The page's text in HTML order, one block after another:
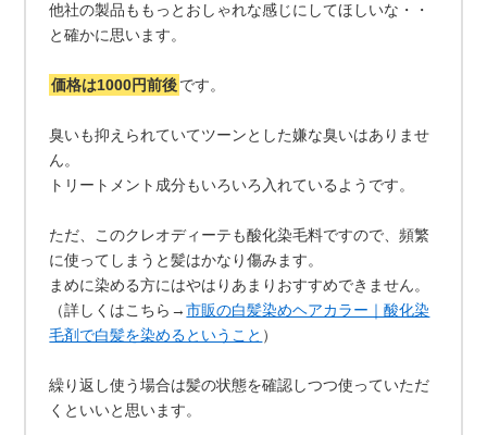
他社の製品ももっとおしゃれな感じにしてほしいな・・
と確かに思います。
価格は1000円前後です。
臭いも抑えられていてツーンとした嫌な臭いはありませ
ん。
トリートメント成分もいろいろ入れているようです。
ただ、このクレオディーテも酸化染毛料ですので、頻繁
に使ってしまうと髪はかなり傷みます。
まめに染める方にはやはりあまりおすすめできません。
（詳しくはこちら→市販の白髪染めヘアカラー｜酸化染
毛剤で白髪を染めるということ ）
繰り返し使う場合は髪の状態を確認しつつ使っていただ
くといいと思います。